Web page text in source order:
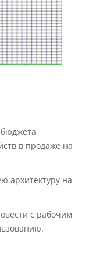
бюджета
в продаже на
архитектуру на
с рабочим